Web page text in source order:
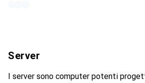
Server
I server sono computer potenti